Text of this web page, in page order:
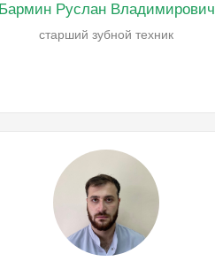
Бармин Руслан Владимирович
старший зубной техник